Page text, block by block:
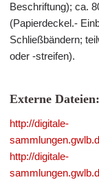
Beschriftung); ca.
(Papierdeckel.-
Schließbändern;
oder -streifen).
Externe Dateien:
http://digitale-
http://digitale-